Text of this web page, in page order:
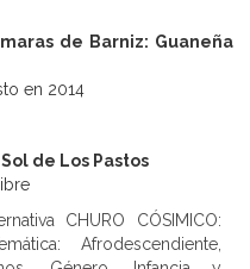
de Barniz: Guaneña
en 2014
de Los Pastos
CHURO CÓSIMICO:
Afrodescendiente,